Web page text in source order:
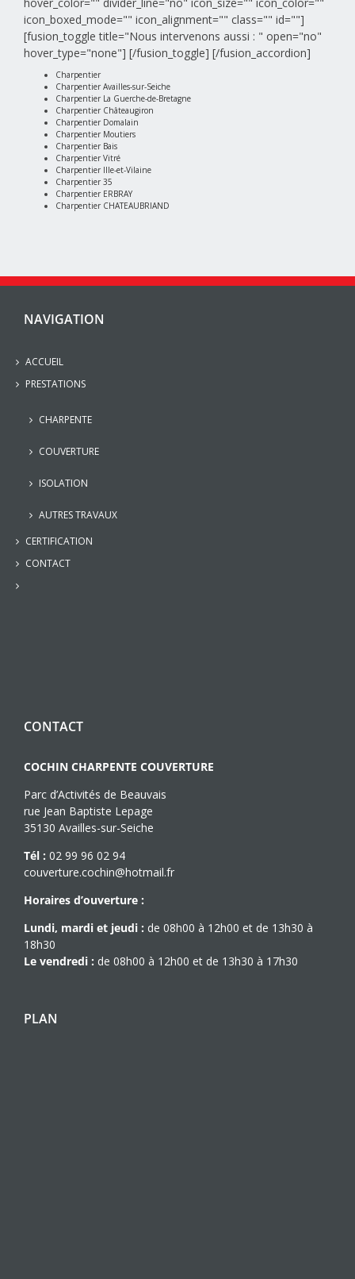
icon_boxed_mode="" icon_alignment="" class="" id=""]
[fusion_toggle title="Nous intervenons aussi : " open="no"
hover_type="none"]
Charpentier
Charpentier Availles-sur-Seiche
Charpentier La Guerche-de-Bretagne
Charpentier Châteaugiron
Charpentier Domalain
Charpentier Moutiers
Charpentier Bais
Charpentier Vitré
Charpentier Ille-et-Vilaine
Charpentier 35
Charpentier ERBRAY
Charpentier CHATEAUBRIAND
[/fusion_toggle] [/fusion_accordion]
NAVIGATION
ACCUEIL
PRESTATIONS
CHARPENTE
COUVERTURE
ISOLATION
AUTRES TRAVAUX
CERTIFICATION
CONTACT
CONTACT
COCHIN CHARPENTE COUVERTURE
Parc d’Activités de Beauvais
rue Jean Baptiste Lepage
35130 Availles-sur-Seiche
Tél : 02 99 96 02 94
couverture.cochin@hotmail.fr
Horaires d’ouverture :
Lundi, mardi et jeudi : de 08h00 à 12h00 et de 13h30 à
18h30
Le vendredi : de 08h00 à 12h00 et de 13h30 à 17h30
PLAN